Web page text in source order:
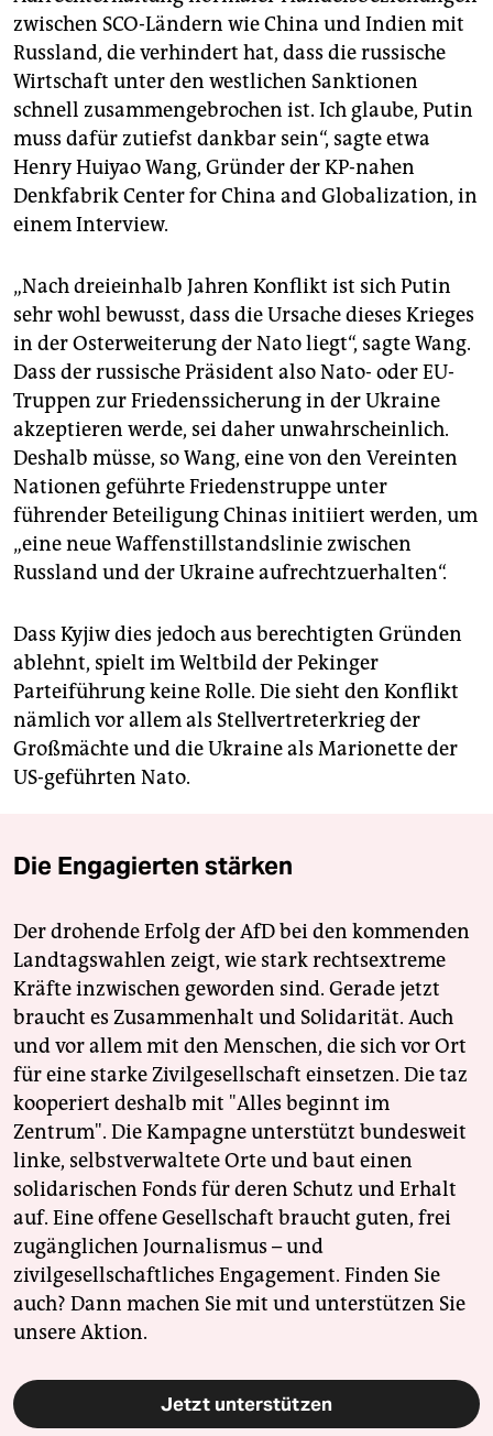
zwischen SCO-Ländern wie China und Indien mit
Russland, die verhindert hat, dass die russische
Wirtschaft unter den westlichen Sanktionen
schnell zusammengebrochen ist. Ich glaube, Putin
muss dafür zutiefst dankbar sein“, sagte etwa
Henry Huiyao Wang, Gründer der KP-nahen
Denkfabrik Center for China and Globalization, in
einem Interview.
„Nach dreieinhalb Jahren Konflikt ist sich Putin
sehr wohl bewusst, dass die Ursache dieses Krieges
in der Osterweiterung der Nato liegt“, sagte Wang.
Dass der russische Präsident also Nato- oder EU-
Truppen zur Friedenssicherung in der Ukraine
akzeptieren werde, sei daher unwahrscheinlich.
Deshalb müsse, so Wang, eine von den Vereinten
Nationen geführte Friedenstruppe unter
führender Beteiligung Chinas initiiert werden, um
„eine neue Waffenstillstandslinie zwischen
Russland und der Ukraine aufrechtzuerhalten“.
Dass Kyjiw dies jedoch aus berechtigten Gründen
ablehnt, spielt im Weltbild der Pekinger
Parteiführung keine Rolle. Die sieht den Konflikt
nämlich vor allem als Stellvertreterkrieg der
Großmächte und die Ukraine als Marionette der
US-geführten Nato.
Die Engagierten stärken
Der drohende Erfolg der AfD bei den kommenden
Landtagswahlen zeigt, wie stark rechtsextreme
Kräfte inzwischen geworden sind. Gerade jetzt
braucht es Zusammenhalt und Solidarität. Auch
und vor allem mit den Menschen, die sich vor Ort
für eine starke Zivilgesellschaft einsetzen. Die taz
kooperiert deshalb mit "Alles beginnt im
Zentrum". Die Kampagne unterstützt bundesweit
linke, selbstverwaltete Orte und baut einen
solidarischen Fonds für deren Schutz und Erhalt
auf. Eine offene Gesellschaft braucht guten, frei
zugänglichen Journalismus – und
zivilgesellschaftliches Engagement. Finden Sie
auch? Dann machen Sie mit und unterstützen Sie
unsere Aktion.
Jetzt unterstützen